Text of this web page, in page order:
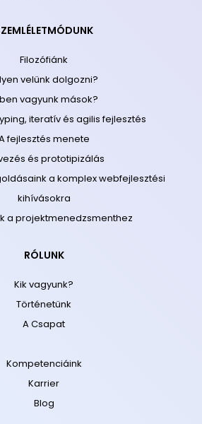
Filozófiánk
velünk dolgozni?
vagyunk mások?
iteratív és agilis fejlesztés
fejlesztés menete
és prototipizálás
a komplex webfejlesztési
kihívásokra
a projektmenedzsmenthez
RÓLUNK
Kik vagyunk?
Történetünk
A Csapat
Kompetenciáink
Karrier
Blog